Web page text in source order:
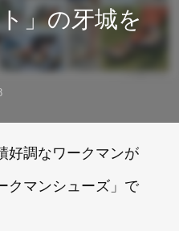
」の牙城を
好調なワークマンが
クマンシューズ」で